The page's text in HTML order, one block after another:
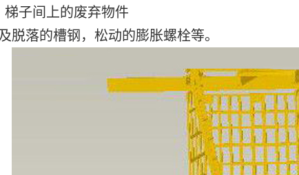
子间上的废弃物件
脱落的槽钢，松动的膨胀螺栓等。